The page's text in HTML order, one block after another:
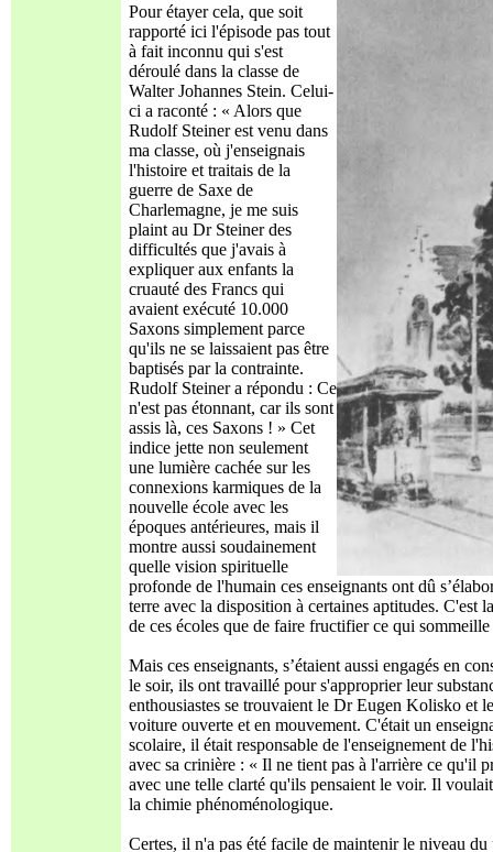
Pour étayer cela, que soit
rapporté ici l'épisode pas tout
à fait inconnu qui s'est
déroulé dans la classe de
Walter Johannes Stein. Celui-
ci a raconté : « Alors que
Rudolf Steiner est venu dans
ma classe, où j'enseignais
l'histoire et traitais de la
guerre de Saxe de
Charlemagne, je me suis
plaint au Dr Steiner des
difficultés que j'avais à
expliquer aux enfants la
cruauté des Francs qui
avaient exécuté 10.000
Saxons simplement parce
qu'ils ne se laissaient pas être
baptisés par la contrainte.
Rudolf Steiner a répondu : Ce
n'est pas étonnant, car ils sont
assis là, ces Saxons ! » Cet
indice jette non seulement
une lumière cachée sur les
connexions karmiques de la
nouvelle école avec les
époques antérieures, mais il
montre aussi soudainement
quelle vision spirituelle
profonde de l'humain ces enseignants ont dû
terre avec la disposition à certaines aptitudes. C'est
de ces écoles que de faire fructifier ce qui sommeille
Mais ces enseignants, s’étaient aussi engagés en
le soir, ils ont travaillé pour s'approprier leur
enthousiastes se trouvaient le Dr Eugen Kolisko et
voiture ouverte et en mouvement. C'était un
scolaire, il était responsable de l'enseignement de
avec sa crinière : « Il ne tient pas à l'arrière ce qu'il
avec une telle clarté qu'ils pensaient le voir. Il
la chimie phénoménologique.
Certes, il n'a pas été facile de maintenir le niveau